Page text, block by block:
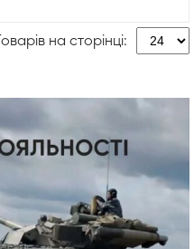
Товарів на сторінці: